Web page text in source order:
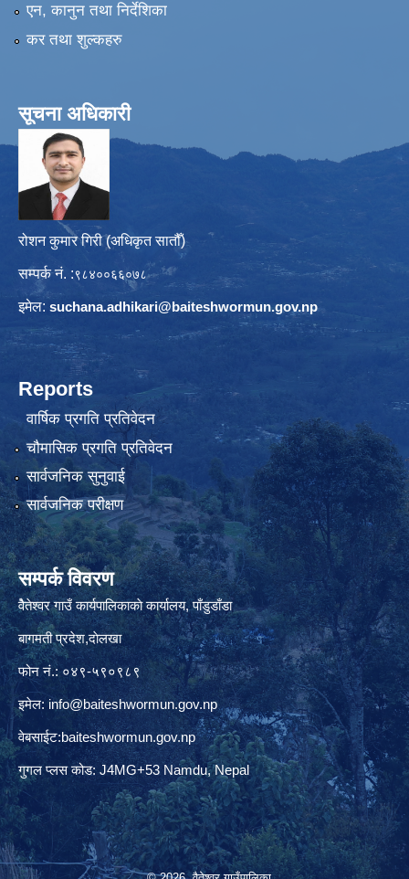
एन, कानुन तथा निर्देशिका
कर तथा शुल्कहरु
सूचना अधिकारी
रोशन कुमार गिरी (अधिकृत सातौँ)
सम्पर्क नं. :९८४००६६०७८
इमेल: suchana.adhikari@baiteshwormun.gov.np
Reports
वार्षिक प्रगति प्रतिवेदन
चौमासिक प्रगति प्रतिवेदन
सार्वजनिक सुनुवाई
सार्वजनिक परीक्षण
सम्पर्क विवरण
वैेतेश्वर गाउँ कार्यपालिकाकाे कार्यालय, पाँडुडाँडा
बागमती‌ प्रदेश,दाेलखा
फोन नं.: ०४९-५९०९८९
इमेल: info@baiteshwormun.gov.np
वेबसाईट:baiteshwormun.gov.np
गुगल प्लस कोड: J4MG+53 Namdu, Nepal